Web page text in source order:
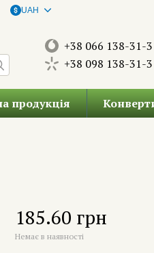
UAH
+38 066 138-31-
+38 098 138-31-
продукція
185.60 грн
Немає в наявності